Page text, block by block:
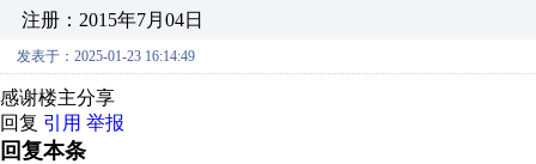
注册：2015年7月04日
发表于：2025-01-23 16:14:49
感谢楼主分享
回复 引用 举报
回复本条